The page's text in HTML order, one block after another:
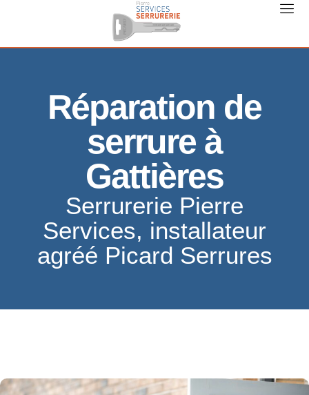
Réparation de
serrure à
Gattières
Serrurerie Pierre
Services, installateur
agréé Picard Serrures